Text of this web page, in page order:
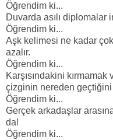
Öğrendim ki...
Duvarda asılı diplomalar
Öğrendim ki...
Aşk kelimesi ne kadar
azalır.
Öğrendim ki...
Karşısındakini kırmamak
çizginin nereden geçtiğini
Öğrendim ki...
Gerçek arkadaşlar
da!
Öğrendim ki...